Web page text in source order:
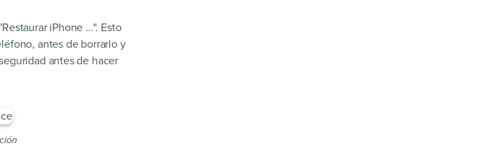
iPhone ...". Esto
antes de borrarlo y
antes de hacer